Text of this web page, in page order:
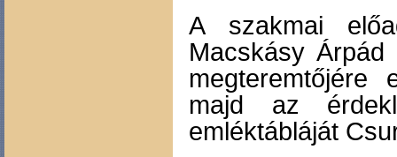
A szakmai
Macskásy Árpád
megteremtőjére
majd az
emléktábláját